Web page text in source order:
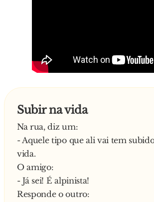
Subir na vida
Na rua, diz um:
- Aquele tipo que ali vai tem
vida.
O amigo:
- Já sei! É alpinista!
Responde o outro: